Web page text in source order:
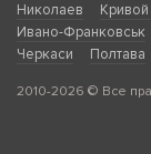
Николаев
Ивано-Франковськ
Черкаси
Полтава
2010-2026 © Все